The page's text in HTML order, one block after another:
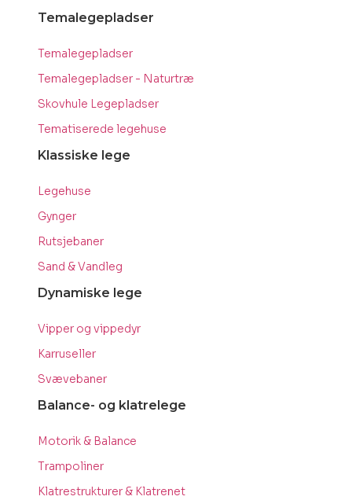
Temalegepladser
Temalegepladser
Temalegepladser - Naturtræ
Skovhule Legepladser
Tematiserede legehuse
Klassiske lege
Legehuse
Gynger
Rutsjebaner
Sand & Vandleg
Dynamiske lege
Vipper og vippedyr
Karruseller
Svævebaner
Balance- og klatrelege
Motorik & Balance
Trampoliner
Klatrestrukturer & Klatrenet